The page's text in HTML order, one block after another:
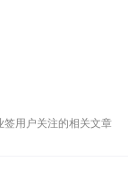
签用户关注的相关文章